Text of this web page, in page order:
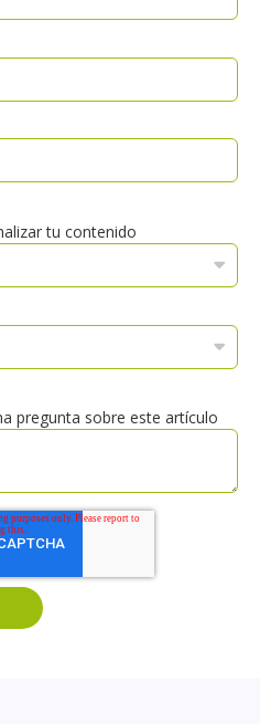
tu contenido
pregunta sobre este artículo